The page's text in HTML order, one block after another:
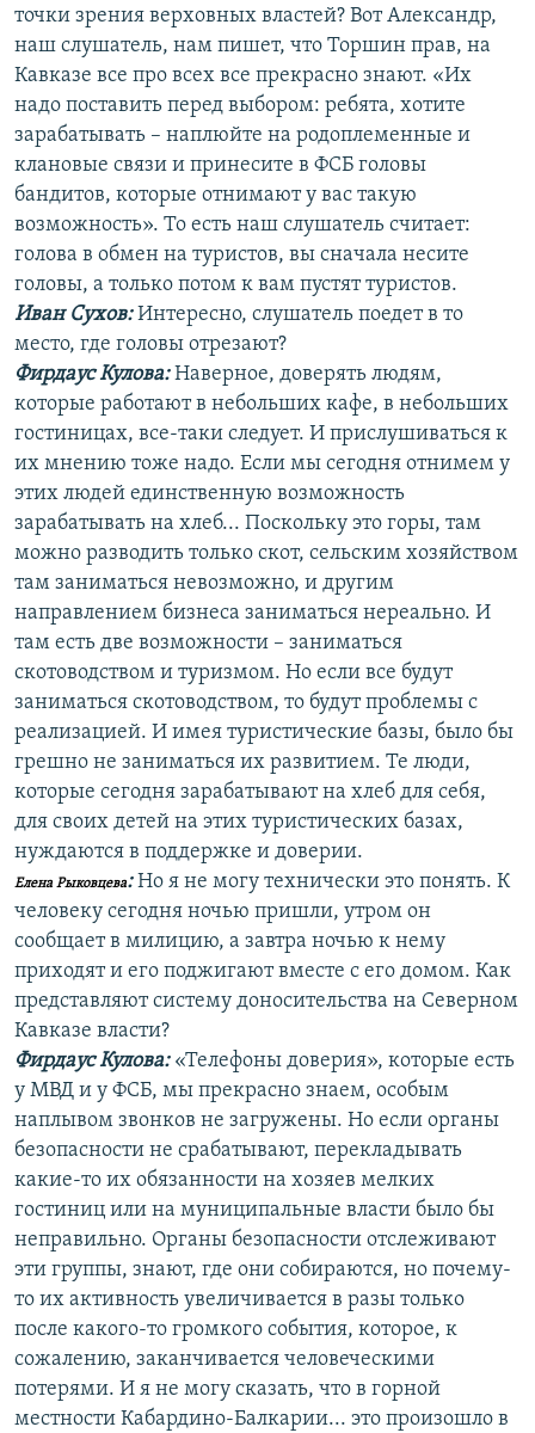
точки зрения верховных властей? Вот Александр,
наш слушатель, нам пишет, что Торшин прав, на
Кавказе все про всех все прекрасно знают. «Их
надо поставить перед выбором: ребята, хотите
зарабатывать – наплюйте на родоплеменные и
клановые связи и принесите в ФСБ головы
бандитов, которые отнимают у вас такую
возможность». То есть наш слушатель считает:
голова в обмен на туристов, вы сначала несите
головы, а только потом к вам пустят туристов.
Иван Сухов:Интересно, слушатель поедет в то
место, где головы отрезают?
Фирдаус Кулова:Наверное, доверять людям,
которые работают в небольших кафе, в небольших
гостиницах, все-таки следует. И прислушиваться к
их мнению тоже надо. Если мы сегодня отнимем у
этих людей единственную возможность
зарабатывать на хлеб... Поскольку это горы, там
можно разводить только скот, сельским хозяйством
там заниматься невозможно, и другим
направлением бизнеса заниматься нереально. И
там есть две возможности – заниматься
скотоводством и туризмом. Но если все будут
заниматься скотоводством, то будут проблемы с
реализацией. И имея туристические базы, было бы
грешно не заниматься их развитием. Те люди,
которые сегодня зарабатывают на хлеб для себя,
для своих детей на этих туристических базах,
нуждаются в поддержке и доверии.
Елена Рыковцева:Но я не могу технически это понять. К
человеку сегодня ночью пришли, утром он
сообщает в милицию, а завтра ночью к нему
приходят и его поджигают вместе с его домом. Как
представляют систему доносительства на Северном
Кавказе власти?
Фирдаус Кулова:«Телефоны доверия», которые есть
у МВД и у ФСБ, мы прекрасно знаем, особым
наплывом звонков не загружены. Но если органы
безопасности не срабатывают, перекладывать
какие-то их обязанности на хозяев мелких
гостиниц или на муниципальные власти было бы
неправильно. Органы безопасности отслеживают
эти группы, знают, где они собираются, но почему-
то их активность увеличивается в разы только
после какого-то громкого события, которое, к
сожалению, заканчивается человеческими
потерями. И я не могу сказать, что в горной
местности Кабардино-Балкарии... это произошло в